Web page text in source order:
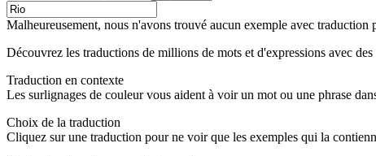
Malheureusement, nous n'avons trouvé aucun exemple avec traduction
Découvrez les traductions de millions de mots et d'expressions avec
Traduction en contexte
Les surlignages de couleur vous aident à voir un mot ou une phrase
Choix de la traduction
Cliquez sur une traduction pour ne voir que les exemples qui la